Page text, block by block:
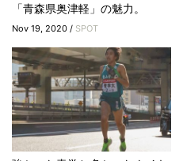
「青森県奥津軽」の魅力。
Nov 19, 2020 / SPOT